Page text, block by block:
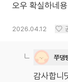
오우 확실하네
2026.04.12
쭈댕
감사합니